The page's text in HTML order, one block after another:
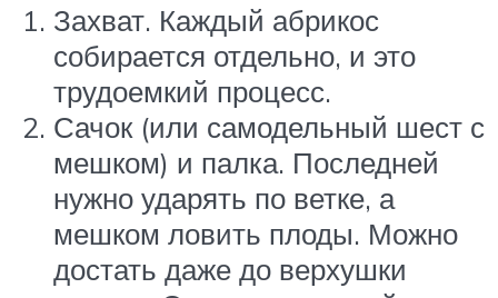
Захват. Каждый абрикос
собирается отдельно, и это
трудоемкий процесс.
Сачок (или самодельный шест с
мешком) и палка. Последней
нужно ударять по ветке, а
мешком ловить плоды. Можно
достать даже до верхушки